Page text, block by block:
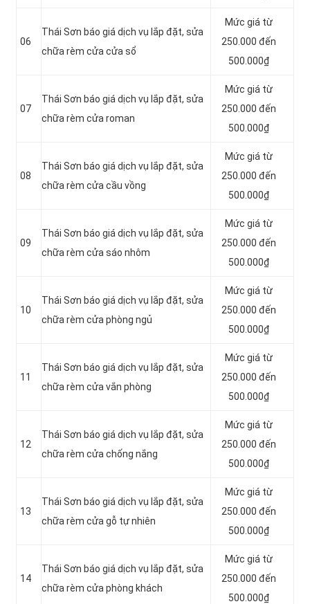
06
Thái Sơn báo giá dịch vụ lắp đặt, sửa
chữa rèm cửa cửa sổ
Mức giá từ
250.000 đến
500.000₫
07
Thái Sơn báo giá dịch vụ lắp đặt, sửa
chữa rèm cửa roman
Mức giá từ
250.000 đến
500.000₫
08
Thái Sơn báo giá dịch vụ lắp đặt, sửa
chữa rèm cửa cầu vồng
Mức giá từ
250.000 đến
500.000₫
09
Thái Sơn báo giá dịch vụ lắp đặt, sửa
chữa rèm cửa sáo nhôm
Mức giá từ
250.000 đến
500.000₫
10
Thái Sơn báo giá dịch vụ lắp đặt, sửa
chữa rèm cửa phòng ngủ
Mức giá từ
250.000 đến
500.000₫
11
Thái Sơn báo giá dịch vụ lắp đặt, sửa
chữa rèm cửa vắn phòng
Mức giá từ
250.000 đến
500.000₫
12
Thái Sơn báo giá dịch vụ lắp đặt, sửa
chữa rèm cửa chống nắng
Mức giá từ
250.000 đến
500.000₫
13
Thái Sơn báo giá dịch vụ lắp đặt, sửa
chữa rèm cửa gỗ tự nhiên
Mức giá từ
250.000 đến
500.000₫
14
Thái Sơn báo giá dịch vụ lắp đặt, sửa
chữa rèm cửa phòng khách
Mức giá từ
250.000 đến
500.000₫